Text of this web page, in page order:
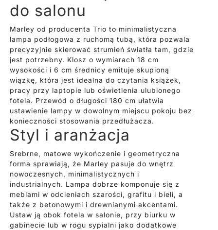
do salonu
Marley od producenta Trio to minimalistyczna
lampa podłogowa z ruchomą tubą, która pozwala
precyzyjnie skierować strumień światła tam, gdzie
jest potrzebny. Klosz o wymiarach 18 cm
wysokości i 6 cm średnicy emituje skupioną
wiązkę, która jest idealna do czytania książek,
pracy przy laptopie lub oświetlenia ulubionego
fotela. Przewód o długości 180 cm ułatwia
ustawienie lampy w dowolnym miejscu pokoju bez
konieczności stosowania przedłużacza.
Styl i aranżacja
Srebrne, matowe wykończenie i geometryczna
forma sprawiają, że Marley pasuje do wnętrz
nowoczesnych, minimalistycznych i
industrialnych. Lampa dobrze komponuje się z
meblami w odcieniach szarości, grafitu i bieli, a
także z betonowymi i drewnianymi akcentami.
Ustaw ją obok fotela w salonie, przy biurku w
gabinecie lub w rogu sypialni jako dodatkowe